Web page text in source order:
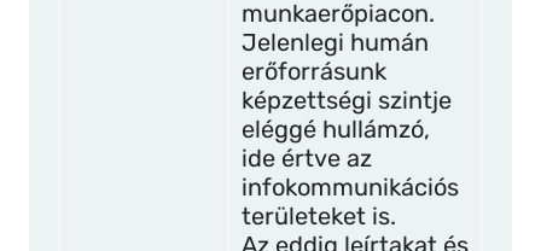
munkaerőpiacon.
Jelenlegi humán
erőforrásunk
képzettségi szintje
eléggé hullámzó,
ide értve az
infokommunikációs
területeket is.
Az eddig leírtakat és